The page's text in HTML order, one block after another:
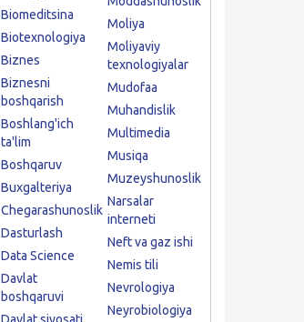
Biomeditsina
Biotexnologiya
Biznes
Biznesni
boshqarish
Boshlang'ich
ta'lim
Boshqaruv
Buxgalteriya
Chegarashunoslik
Dasturlash
Data Science
Davlat
boshqaruvi
Moliya
Moliyaviy
texnologiyalar
Mudofaa
Muhandislik
Multimedia
Musiqa
Muzeyshunoslik
Narsalar
interneti
Neft va gaz ishi
Nemis tili
Nevrologiya
Neyrobiologiya